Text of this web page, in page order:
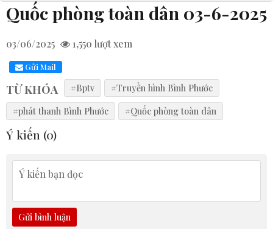
Quốc phòng toàn dân 03-6-2025
03/06/2025 1,550 lượt xem
Gửi Mail
TỪ KHÓA #Bptv
#Truyền hình Bình Phước
#phát thanh Bình Phước
#Quốc phòng toàn dân
Ý kiến (0)
Gửi bình luận